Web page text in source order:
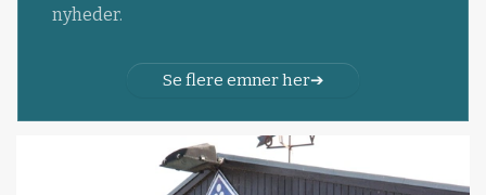
nyheder.
Se flere emner her